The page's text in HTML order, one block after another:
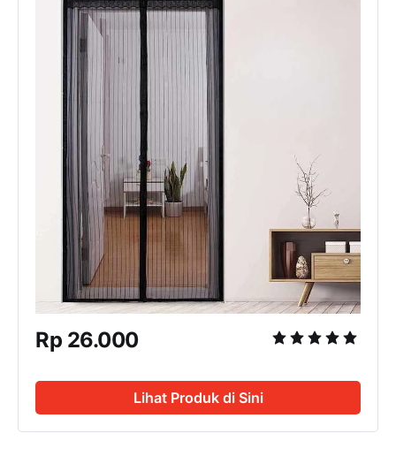
Rp 26.000
Lihat Produk di Sini